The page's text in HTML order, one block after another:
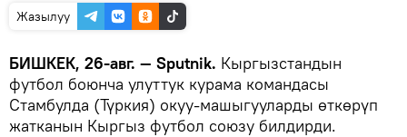
Жазылуу
БИШКЕК, 26-авг. — Sputnik. Кыргызстандын
футбол боюнча улуттук курама командасы
Стамбулда (Түркия) окуу-машыгууларды өткөрүп
жатканын Кыргыз футбол союзу билдирди.